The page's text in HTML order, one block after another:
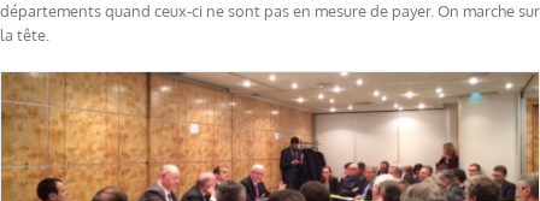
départements quand ceux-ci ne sont pas en mesure de payer. On marche sur
la tête.